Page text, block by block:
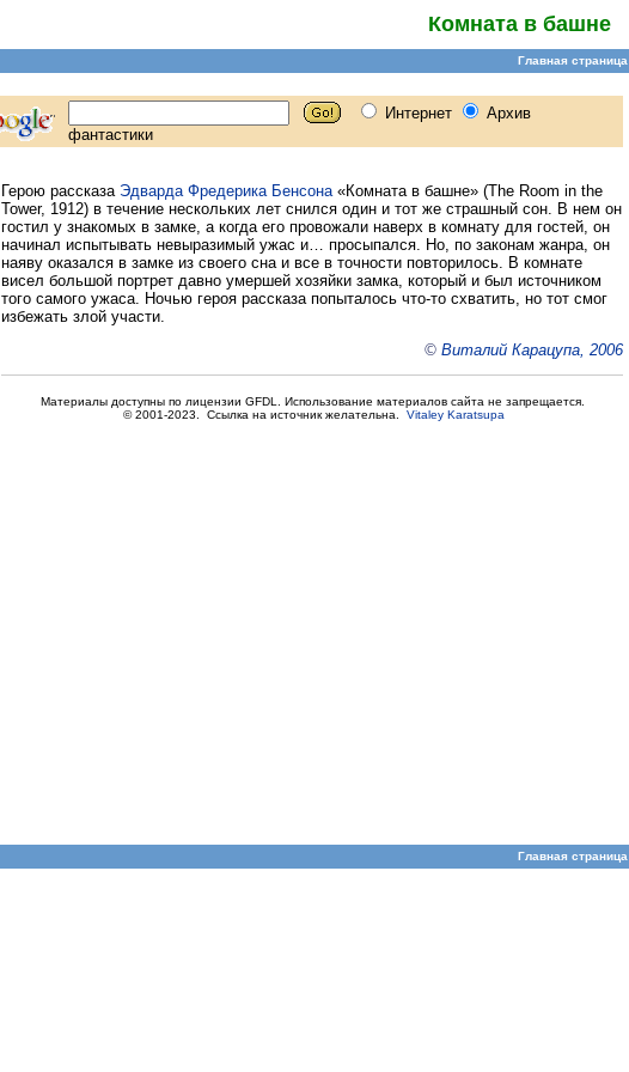
Комната в башне
Герою рассказа Эдварда Фредерика Бенсона«Комната в башне» (The Room in the
Tower, 1912) в течение нескольких лет снился один и тот же страшный сон. В нем он
гостил у знакомых в замке, а когда его провожали наверх в комнату для гостей, он
начинал испытывать невыразимый ужас и… просыпался. Но, по законам жанра, он
наяву оказался в замке из своего сна и все в точности повторилось. В комнате
висел большой портрет давно умершей хозяйки замка, который и был источником
того самого ужаса. Ночью героя рассказа попыталось что-то схватить, но тот смог
избежать злой участи.
© Виталий Карацупа, 2006